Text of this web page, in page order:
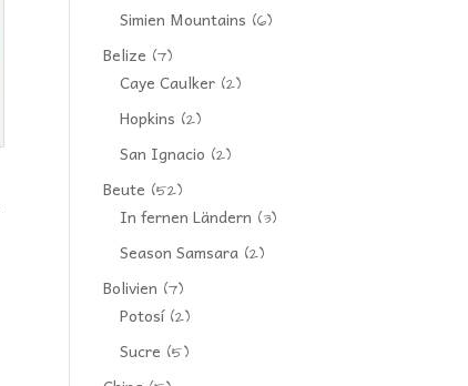
Simien Mountains (6)
Belize (7)
Caye Caulker (2)
Hopkins (2)
San Ignacio (2)
Beute (52)
In fernen Ländern (3)
Season Samsara (2)
Bolivien (7)
Potosí(2)
Sucre (5)